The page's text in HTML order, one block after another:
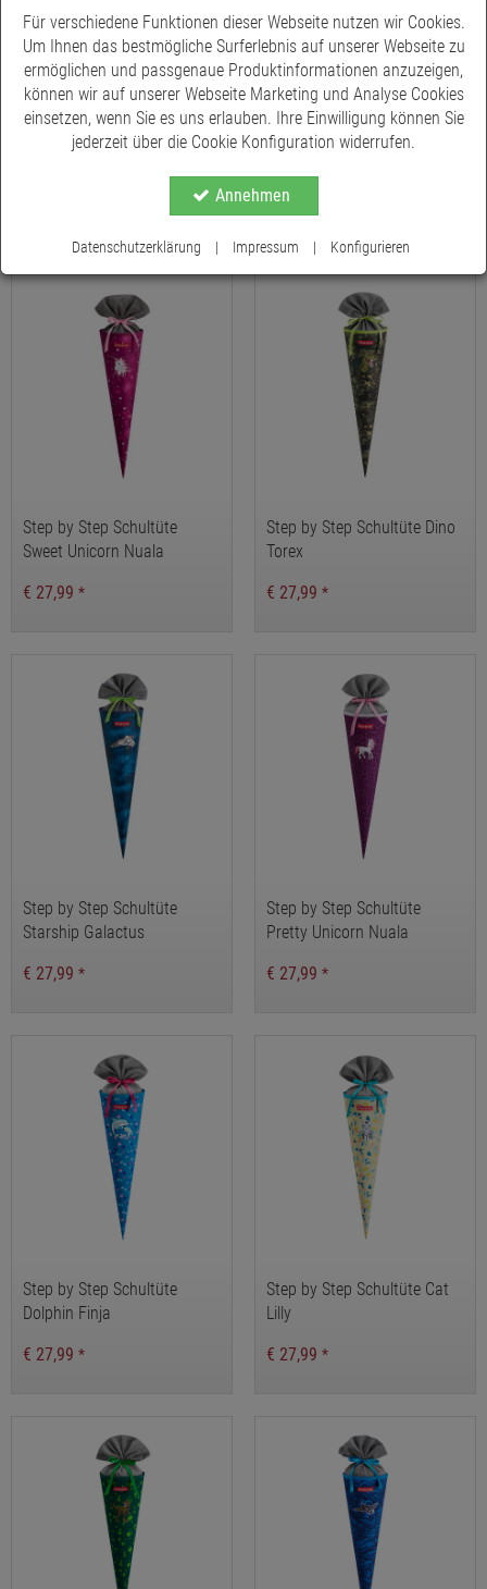
Step by Step Schultüte, Star
Step by Step Schultüte Dog
€ 27,99
Step by Step Schultüte
Sweet Unicorn Nuala
€ 27,99 *
Step by Step Schultüte Dino
Torex
€ 27,99 *
Step by Step Schultüte
Starship Galactus
€ 27,99 *
Step by Step Schultüte
Pretty Unicorn Nuala
€ 27,99 *
Step by Step Schultüte
Dolphin Finja
€ 27,99 *
Step by Step Schultüte Cat
Lilly
€ 27,99 *
Für verschiedene Funktionen dieser Webseite nutzen wir Cookies.
Um Ihnen das bestmögliche Surferlebnis auf unserer Webseite zu
ermöglichen und passgenaue Produktinformationen anzuzeigen,
können wir auf unserer Webseite Marketing und Analyse Cookies
einsetzen, wenn Sie es uns erlauben. Ihre Einwilligung können Sie
jederzeit über die Cookie Konfiguration widerrufen.
Annehmen
Datenschutzerklärung | Impressum | Konfigurieren